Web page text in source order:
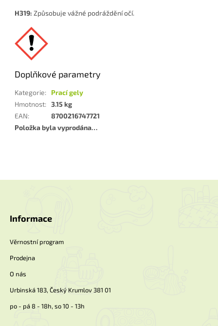
H319: Způsobuje vážné podráždění očí.
Doplňkové parametry
Kategorie:
Prací gely
Hmotnost: 3.15 kg
EAN:
8700216747721
Položka byla vyprodána…
Informace
Věrnostní program
Prodejna
O nás
Urbinská 183, Český Krumlov 381 01
po - pá 8 - 18h, so 10 - 13h